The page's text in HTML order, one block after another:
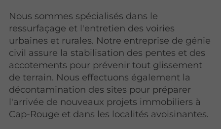
Nous sommes spécialisés dans le
ressurfaçage et l'entretien des voiries
urbaines et rurales. Notre entreprise de génie
civil assure la stabilisation des pentes et des
accotements pour prévenir tout glissement
de terrain. Nous effectuons également la
décontamination des sites pour préparer
l'arrivée de nouveaux projets immobiliers à
Cap-Rouge et dans les localités avoisinantes.